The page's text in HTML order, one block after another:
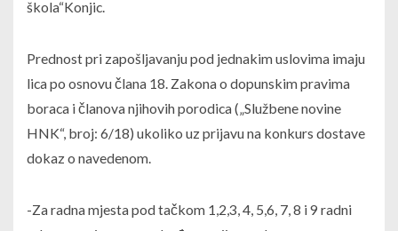
škola“Konjic.
Prednost pri zapošljavanju pod jednakim uslovima imaju
lica po osnovu člana 18. Zakona o dopunskim pravima
boraca i članova njihovih porodica („Službene novine
HNK“, broj: 6/18) ukoliko uz prijavu na konkurs dostave
dokaz o navedenom.
-Za radna mjesta pod tačkom 1,2,3, 4, 5,6, 7, 8 i 9 radni